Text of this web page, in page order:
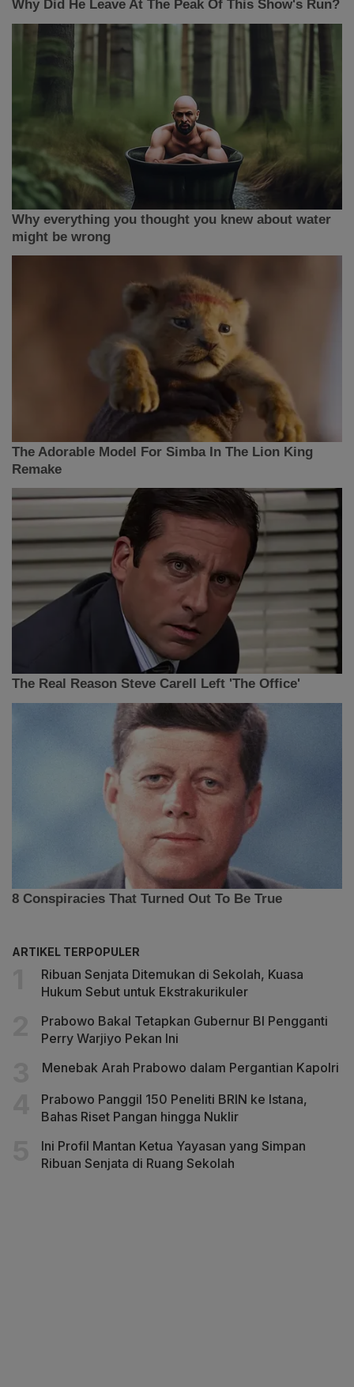
ARTIKEL TERPOPULER
Ribuan Senjata Ditemukan di Sekolah, Kuasa
Hukum Sebut untuk Ekstrakurikuler
Prabowo Bakal Tetapkan Gubernur BI Pengganti
Perry Warjiyo Pekan Ini
Menebak Arah Prabowo dalam Pergantian Kapolri
Prabowo Panggil 150 Peneliti BRIN ke Istana,
Bahas Riset Pangan hingga Nuklir
Ini Profil Mantan Ketua Yayasan yang Simpan
Ribuan Senjata di Ruang Sekolah